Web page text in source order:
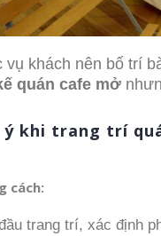
vụ khách nên bố trí
quán cafe mở
khi trang trí
cách:
trang trí, xác định